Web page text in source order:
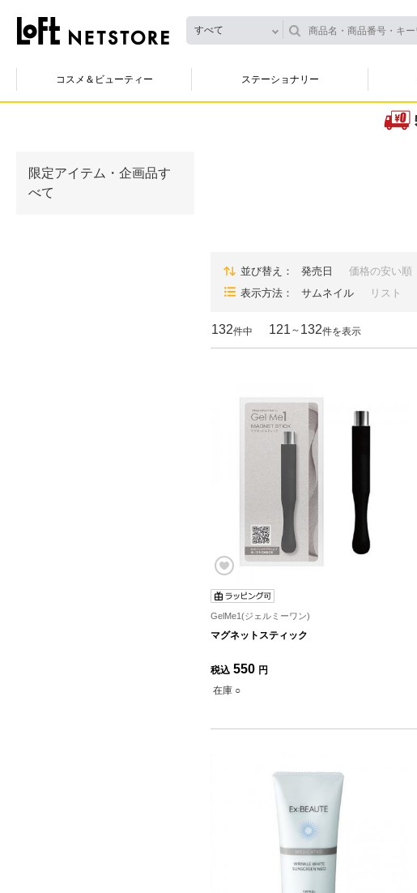
すべて
コスメ＆ビューティー ステーショナリー
限定アイテム・企画品す
べて
並び替え 発売日 価格の安い順
表示方法
サムネイル リスト
132件中 121 ～ 132件を表示
GelMe1(ジェルミーワン)
マグネットスティック
税込 550 円
在庫 ○